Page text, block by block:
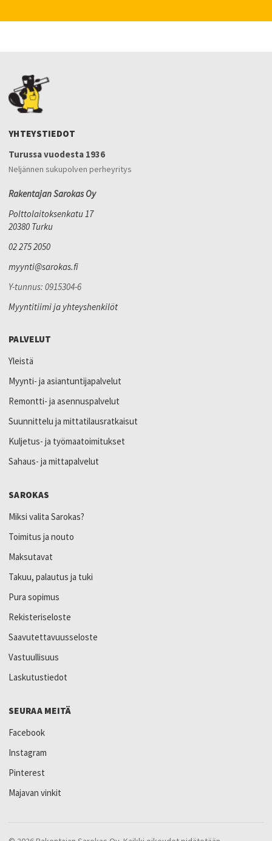
YHTEYSTIEDOT
Turussa vuodesta 1936
Neljännen sukupolven perheyritys
Rakentajan Sarokas Oy
Polttolaitoksenkatu 17
20380 Turku
02 275 2050
myynti@sarokas.fi
Y-tunnus: 0915304-6
Myyntitiimi ja yhteyshenkilöt
PALVELUT
Yleistä
Myynti- ja asiantuntijapalvelut
Remontti- ja asennuspalvelut
Suunnittelu ja mittatilausratkaisut
Kuljetus- ja työmaatoimitukset
Sahaus- ja mittapalvelut
SAROKAS
Miksi valita Sarokas?
Toimitus ja nouto
Maksutavat
Takuu, palautus ja tuki
Pura sopimus
Rekisteriseloste
Saavutettavuusseloste
Vastuullisuus
Laskutustiedot
SEURAA MEITÄ
Facebook
Instagram
Pinterest
Majavan vinkit